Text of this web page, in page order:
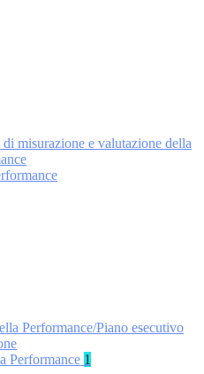
di misurazione e valutazione della
Performance/Piano esecutivo
Performance 1